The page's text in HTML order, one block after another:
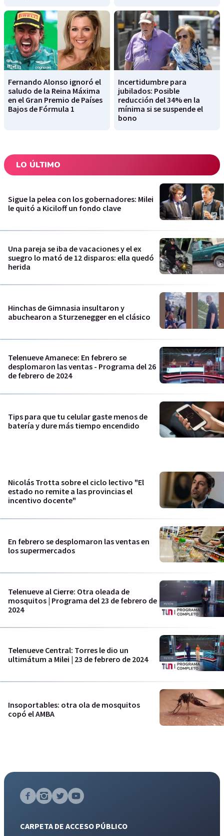
Fernando Alonso ignoró el
saludo de la Reina Máxima
en el Gran Premio de Países
Bajos de Fórmula 1
Incertidumbre para
jubilados: Posible
reducción del 34% en la
mínima si se suspende el
bono
LO ÚLTIMO
Sigue la pelea con los gobernadores: Milei
le quitó a Kiciloff un fondo clave
Una pareja se iba de vacaciones y el ex
suegro lo mató de 12 disparos: ella quedó
herida
Hinchas de Gimnasia insultaron y
abuchearon a Sturzenegger en el clásico
Telenueve Amanece: En febrero se
desplomaron las ventas - Programa del 26
de febrero de 2024
Tips para que tu celular gaste menos de
batería y dure más tiempo encendido
Nicolás Trotta sobre el ciclo lectivo "El
estado no remite a las provincias el
incentivo docente"
En febrero se desplomaron las ventas en
los supermercados
Telenueve al Cierre: Otra oleada de
mosquitos | Programa del 23 de febrero de
2024
Telenueve Central: Torres le dio un
ultimátum a Milei | 23 de febrero de 2024
Insoportables: otra ola de mosquitos
copó el AMBA
CARPETA DE ACCESO PÚBLICO